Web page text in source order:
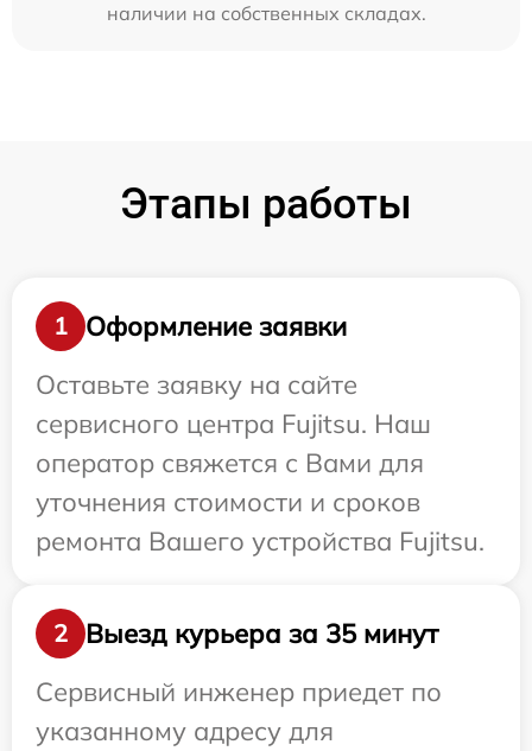
наличии на собственных складах.
Этапы работы
1
Оформление заявки
Оставьте заявку на сайте
сервисного центра Fujitsu. Наш
оператор свяжется с Вами для
уточнения стоимости и сроков
ремонта Вашего устройства Fujitsu.
2
Выезд курьера за 35 минут
Сервисный инженер приедет по
указанному адресу для